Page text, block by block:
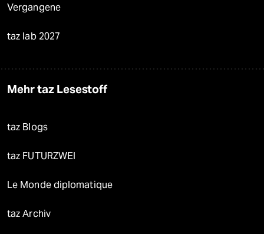
Vergangene
taz lab 2027
Mehr taz Lesestoff
taz Blogs
taz FUTURZWEI
Le Monde diplomatique
taz Archiv